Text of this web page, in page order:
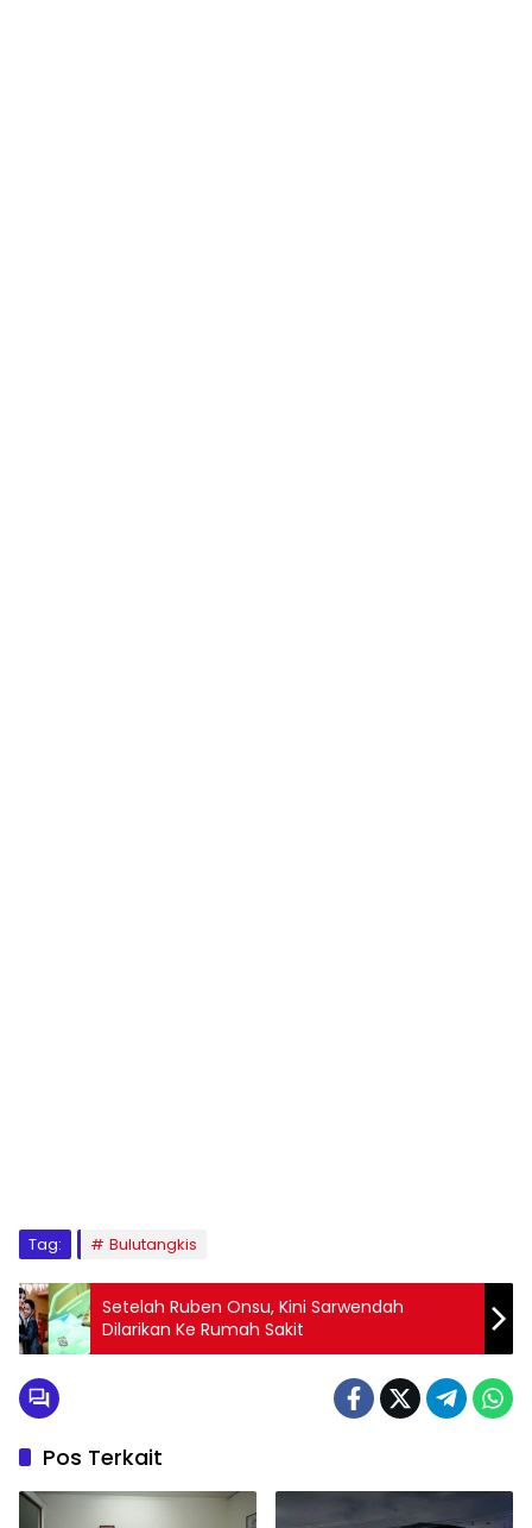
Tag: Bulutangkis
Setelah Ruben Onsu, Kini Sarwendah
Dilarikan Ke Rumah Sakit
Pos Terkait